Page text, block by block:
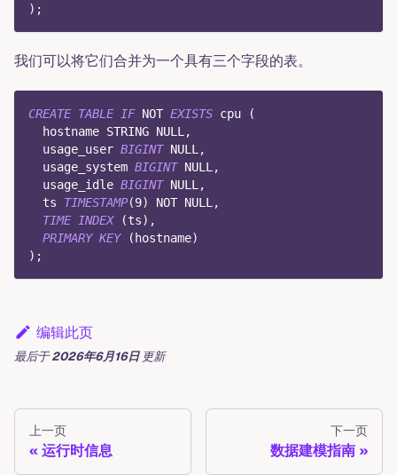
) ;
我们可以将它们合并为一个具有三个字段的表。
CREATE TABLE IF NOT EXISTS cpu
(
  hostname STRING
NULL ,
  usage_user
BIGINT NULL ,
  usage_system
BIGINT NULL ,
  usage_idle
BIGINT NULL ,
  ts
TIMESTAMP(9) NOT NULL ,
TIME
INDEX (ts) ,
PRIMARY KEY ( hostname)
) ;
编辑此页
最后于2026年6月16日 更新
上一页
运行时信息
下一页
数据建模指南